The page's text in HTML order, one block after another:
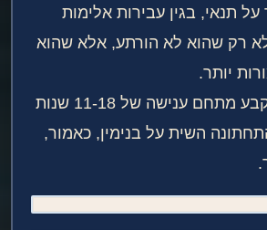
על תנאי, בגין עבירות אלימות
רק שהוא לא הורתע, אלא שהוא
יותר.
ביהמ"ש המחוזי קבע מתחם ענישה של 11-18 שנות
השית על בנימין, כאמור,